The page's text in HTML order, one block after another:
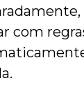
com